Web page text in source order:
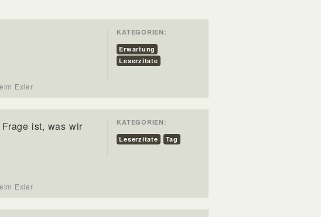
KATEGORIEN:
Erwartung
Leserzitate
Exler
ist, was wir
KATEGORIEN:
Leserzitate
Tag
Exler